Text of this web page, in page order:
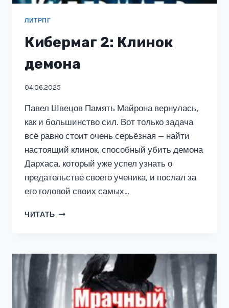
ЛИТРПГ
Кибермаг 2: Клинок
демона
04.06.2025
Павел Швецов Память Майрона вернулась,
как и большинство сил. Вот только задача
всё равно стоит очень серьёзная — найти
настоящий клинок, способный убить демона
Дархаса, который уже успел узнать о
предательстве своего ученика, и послал за
его головой своих самых…
ЧИТАТЬ КИБЕРМАГ